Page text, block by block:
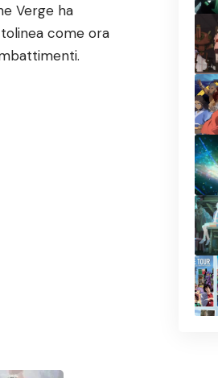
Verge ha
come ora